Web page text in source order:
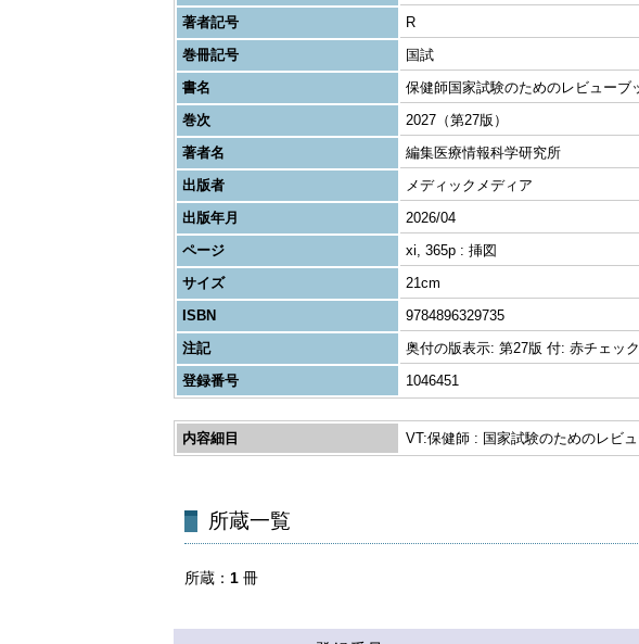
著者記号
R
巻冊記号
国試
書名
保健師国家試験のためのレビュー
巻次
2027（第27版）
著者名
編集医療情報科学研究所
出版者
メディックメディア
出版年月
2026/04
ページ
xi, 365p : 挿図
サイズ
21cm
ISBN
9784896329735
注記
奥付の版表示: 第27版 付: 赤チェッ
登録番号
1046451
内容細目 VT:保健師 : 国家試験のためのレビ
所蔵一覧
所蔵 1 冊